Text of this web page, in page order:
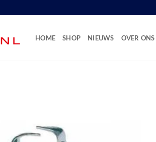
HOME SHOP NIEUWS OVER ONS